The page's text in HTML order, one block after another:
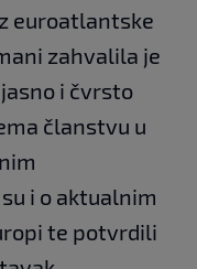
euroatlantske
zahvalila je
i čvrsto
članstvu u
i o aktualnim
te potvrdili